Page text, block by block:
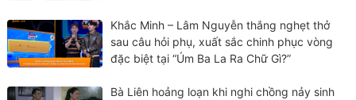
Khắc Minh – Lâm Nguyễn thắng nghẹt thở
sau câu hỏi phụ, xuất sắc chinh phục vòng
đặc biệt tại “Úm Ba La Ra Chữ Gì?”
Bà Liên hoảng loạn khi nghi chồng nảy sinh